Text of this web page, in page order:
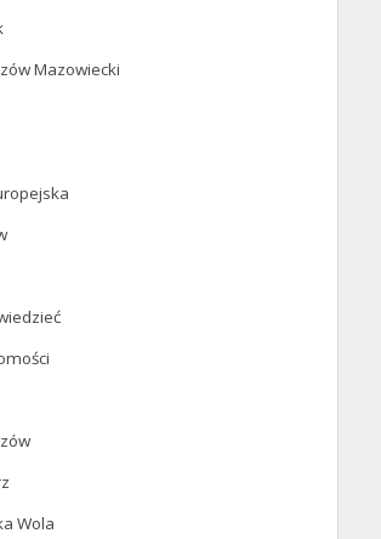
Mazowiecki
Wola